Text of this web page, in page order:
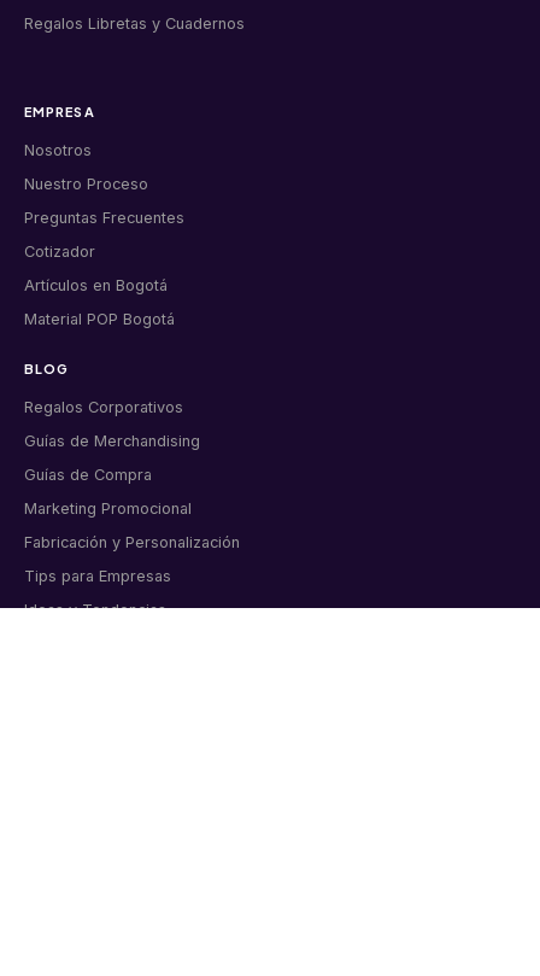
Regalos Libretas y Cuadernos
EMPRESA
Nosotros
Nuestro Proceso
Preguntas Frecuentes
Cotizador
Artículos en Bogotá
Material POP Bogotá
BLOG
Regalos Corporativos
Guías de Merchandising
Guías de Compra
Marketing Promocional
Fabricación y Personalización
Tips para Empresas
Ideas y Tendencias